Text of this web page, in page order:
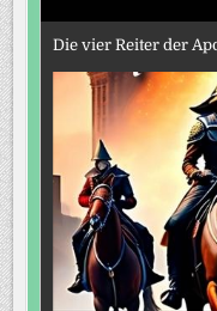
Die vier Reiter der